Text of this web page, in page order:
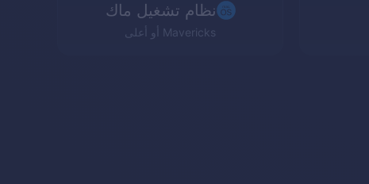
نظام تشغيل ماك
Mavericks أو أعلى